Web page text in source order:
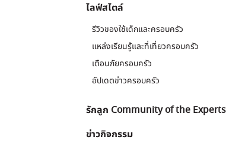
ไลฟ์สไตล์
รีวิวของใช้เด็กและครอบครัว
แหล่งเรียนรู้และที่เที่ยวครอบครัว
เตือนภัยครอบครัว
อัปเดตข่าวครอบครัว
รักลูก Community of the Experts
ข่าวกิจกรรม